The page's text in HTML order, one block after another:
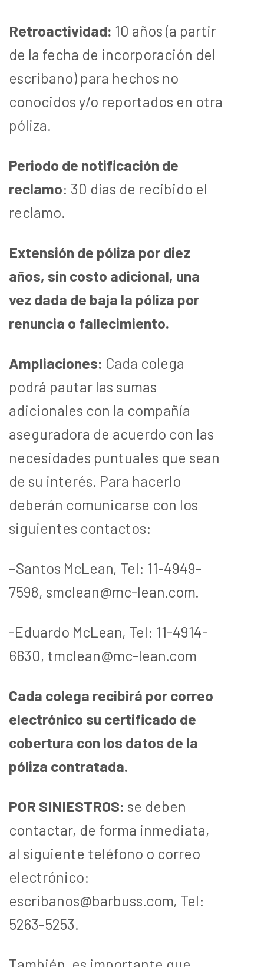
Retroactividad: 10 años (a partir
de la fecha de incorporación del
escribano) para hechos no
conocidos y/o reportados en otra
póliza.
Periodo de notificación de
reclamo: 30 días de recibido el
reclamo.
Extensión de póliza por diez
años, sin costo adicional, una
vez dada de baja la póliza por
renuncia o fallecimiento.
Ampliaciones: Cada colega
podrá pautar las sumas
adicionales con la compañía
aseguradora de acuerdo con las
necesidades puntuales que sean
de su interés. Para hacerlo
deberán comunicarse con los
siguientes contactos:
–Santos McLean, Tel: 11-4949-
7598, smclean@mc-lean.com.
-Eduardo McLean, Tel: 11-4914-
6630, tmclean@mc-lean.com
Cada colega recibirá por correo
electrónico su certificado de
cobertura con los datos de la
póliza contratada.
POR SINIESTROS: se deben
contactar, de forma inmediata,
al siguiente teléfono o correo
electrónico:
escribanos@barbuss.com, Tel:
5263-5253.